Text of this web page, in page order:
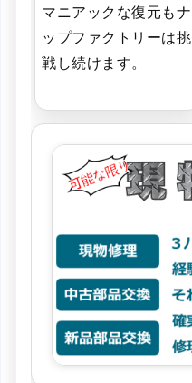
マニアックな復元もナ
ップファクトリーは挑
戦し続けます。